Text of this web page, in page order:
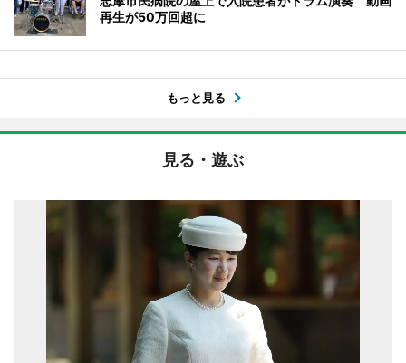
再生が50万回超に
もっと見る
見る・遊ぶ